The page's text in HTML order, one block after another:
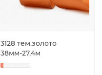
3128 тем.золото
38мм-27,4м